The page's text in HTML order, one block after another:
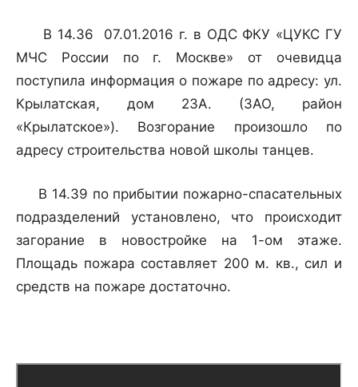
В 14.36 07.01.2016 г. в ОДС ФКУ «ЦУКС ГУ
МЧС России по г. Москве» от очевидца
поступила информация о пожаре по адресу: ул.
Крылатская, дом 23А. (ЗАО, район
«Крылатское»). Возгорание произошло по
адресу строительства новой школы танцев.
В 14.39 по прибытии пожарно-спасательных
подразделений установлено, что происходит
загорание в новостройке на 1-ом этаже.
Площадь пожара составляет 200 м. кв., сил и
средств на пожаре достаточно.